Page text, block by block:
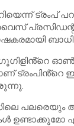
വൈസ്
പലരെയും